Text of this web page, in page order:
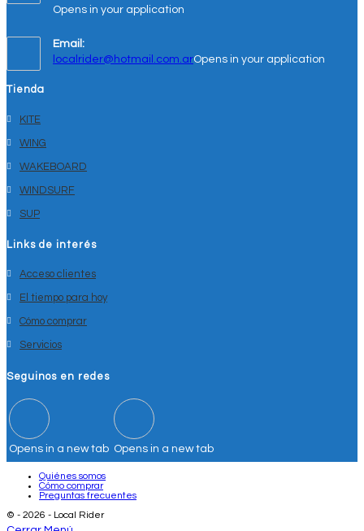
Opens in your application
Email:
localrider@hotmail.com.arOpens in your application
Tienda
KITE
WING
WAKEBOARD
WINDSURF
SUP
Links de interés
Acceso clientes
El tiempo para hoy
Cómo comprar
Servicios
Seguinos en redes
Opens in a new tab Opens in a new tab
Quiénes somos
Cómo comprar
Preguntas frecuentes
© - 2026 - Local Rider